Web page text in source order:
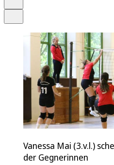
Vanessa Mai (3.v.l.)
der Gegnerinnen